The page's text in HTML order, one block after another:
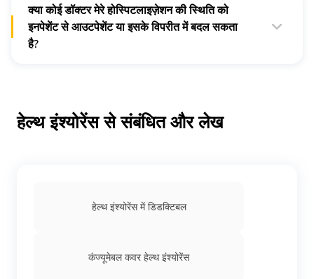
मरीज की स्थिति की गंभीरता
मरीज का पूरा स्वास्थ्य
इनपेशेंट या आउटपेशेंट होस्पिटलाइज़ेशन का चयन करने का निर्णय उपचार
की जटिलता और चिकित्सा स्थिति पर निर्भर करता है। आपके लिए सबसे
अच्छा क्या है, यह तय करने के लिए आपको अपने डॉक्टर के साथ अपने
क्या कोई डॉक्टर मेरे होस्पिटलाइज़ेशन की स्थिति को
इनपेशेंट से आउटपेशेंट या इसके विपरीत में बदल सकता
है?
हेल्थ इंश्योरेंस से संबंधित और लेख
हेल्थ इंश्योरेंस में डिडक्टिबल
कंज्यूमेबल कवर हेल्थ इंश्योरेंस